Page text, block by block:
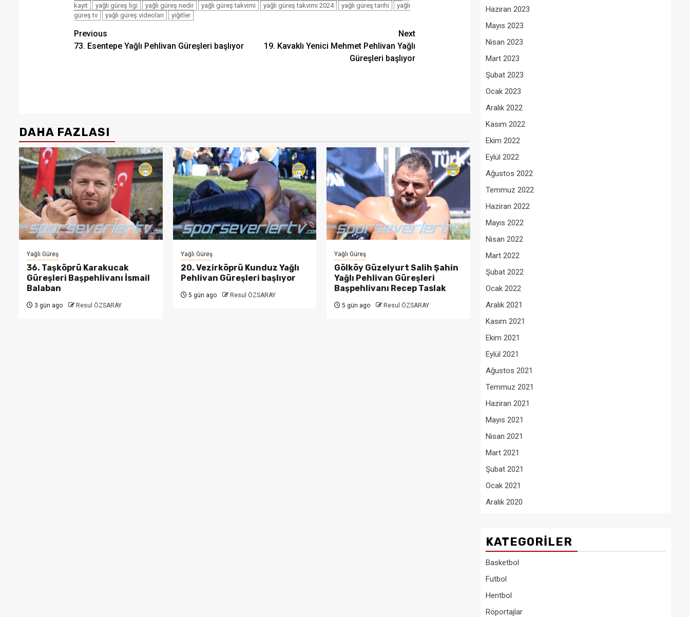
kayıt
yağlı güreş ligi yağlı güreş nedir yağlı güreş takvimi yağlı güreş takvimi 2024 yağlı güreş tarihi
yağlı
güreş tv
yağlı güreş videoları yiğitler
Post
navigation
Previous
73. Esentepe Yağlı Pehlivan Güreşleri başlıyor
Next
19. Kavaklı Yenici Mehmet Pehlivan Yağlı
Güreşleri başlıyor
DAHA FAZLASI
Yağlı Güreş
36. Taşköprü Karakucak
Güreşleri Başpehlivanı İsmail
Balaban
3 gün ago Resul ÖZSARAY
Yağlı Güreş
20. Vezirköprü Kunduz Yağlı
Pehlivan Güreşleri başlıyor
5 gün ago Resul ÖZSARAY
Yağlı Güreş
Gölköy Güzelyurt Salih Şahin
Yağlı Pehlivan Güreşleri
Başpehlivanı Recep Taslak
5 gün ago Resul ÖZSARAY
Haziran 2023
Mayıs 2023
Nisan 2023
Mart 2023
Şubat 2023
Ocak 2023
Aralık 2022
Kasım 2022
Ekim 2022
Eylül 2022
Ağustos 2022
Temmuz 2022
Haziran 2022
Mayıs 2022
Nisan 2022
Mart 2022
Şubat 2022
Ocak 2022
Aralık 2021
Kasım 2021
Ekim 2021
Eylül 2021
Ağustos 2021
Temmuz 2021
Haziran 2021
Mayıs 2021
Nisan 2021
Mart 2021
Şubat 2021
Ocak 2021
Aralık 2020
KATEGORILER
Basketbol
Futbol
Hentbol
Röportajlar